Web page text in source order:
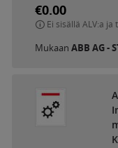
€0.00
Ei sisällä ALV:a
Mukaan ABB AG -